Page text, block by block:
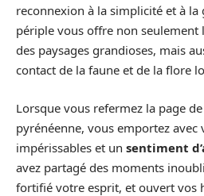
reconnexion à la simplicité et à la
périple vous offre non seulement
des paysages grandioses, mais
contact de la faune et de la flore
Lorsque vous refermez la page
pyrénéenne, vous emportez avec
impérissables et un sentiment
avez partagé des moments
fortifié votre esprit, et ouvert vos